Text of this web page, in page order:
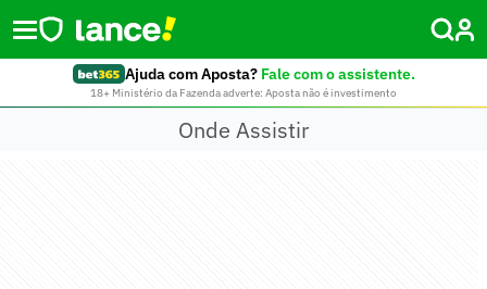
Ajuda com Aposta? Fale com o assistente.
18+ Ministério da Fazenda adverte: Aposta não é investimento
Onde Assistir